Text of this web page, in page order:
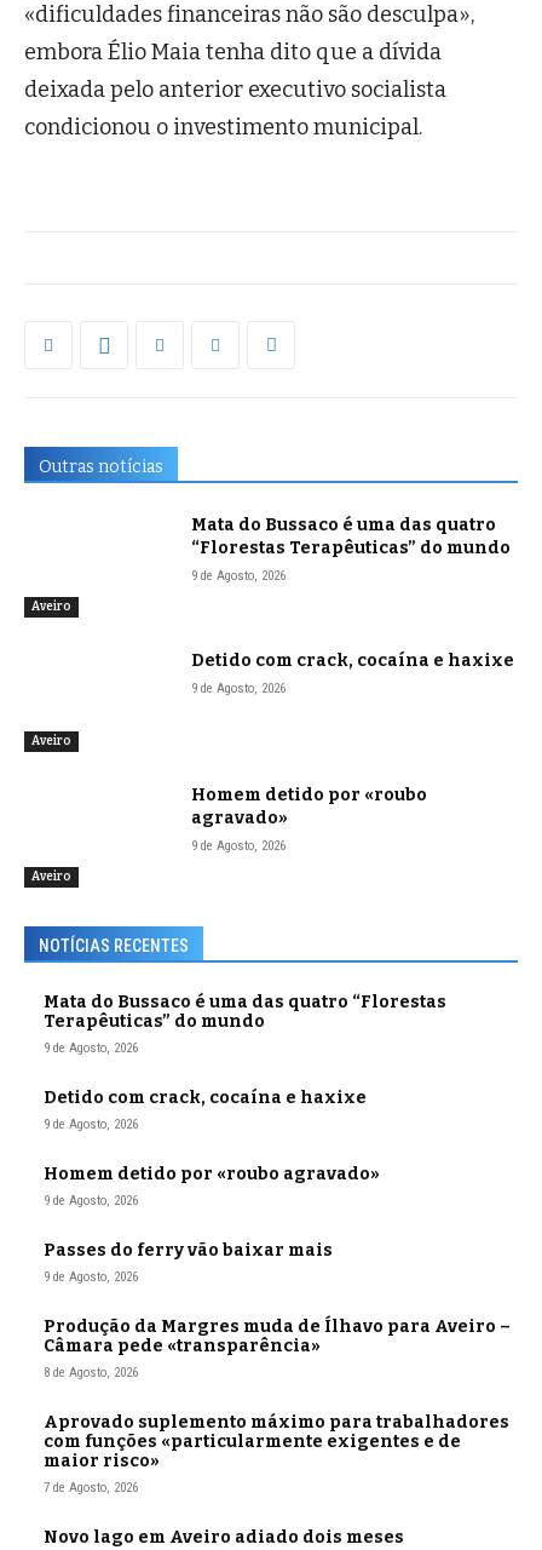
«dificuldades financeiras não são desculpa»,
embora Élio Maia tenha dito que a dívida
deixada pelo anterior executivo socialista
condicionou o investimento municipal.
Outras notícias
Aveiro
Mata do Bussaco é uma das quatro
“Florestas Terapêuticas” do mundo
9 de Agosto, 2026
Aveiro
Detido com crack, cocaína e haxixe
9 de Agosto, 2026
Aveiro
Homem detido por «roubo
agravado»
9 de Agosto, 2026
NOTÍCIAS RECENTES
Mata do Bussaco é uma das quatro “Florestas
Terapêuticas” do mundo
9 de Agosto, 2026
Detido com crack, cocaína e haxixe
9 de Agosto, 2026
Homem detido por «roubo agravado»
9 de Agosto, 2026
Passes do ferry vão baixar mais
9 de Agosto, 2026
Produção da Margres muda de Ílhavo para Aveiro –
Câmara pede «transparência»
8 de Agosto, 2026
Aprovado suplemento máximo para trabalhadores
com funções «particularmente exigentes e de
maior risco»
7 de Agosto, 2026
Novo lago em Aveiro adiado dois meses